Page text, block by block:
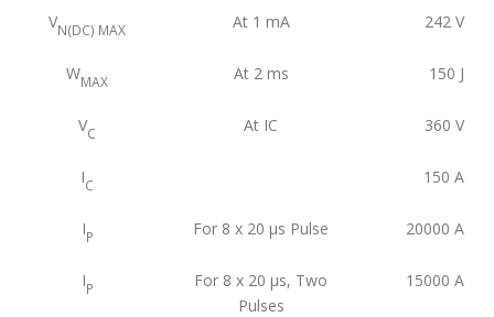
VN(DC) MAX At 1 mA 242 V
WMAX At 2 ms 150 J
VC At IC 360 V
IC 150 A
IP For 8 x 20 μs Pulse 20000 A
IP
For 8 x 20 μs, Two
Pulses
15000 A